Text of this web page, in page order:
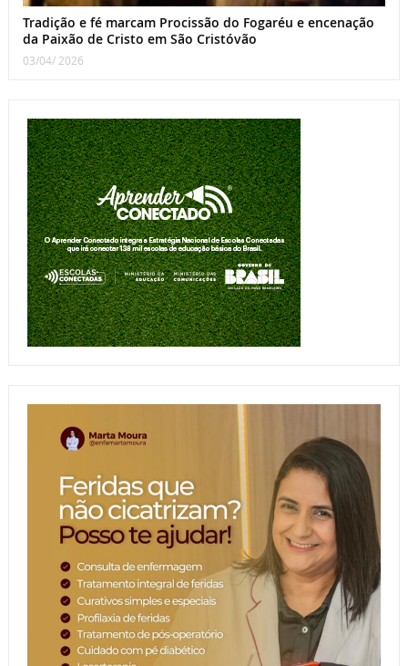
Tradição e fé marcam Procissão do Fogaréu e encenação
da Paixão de Cristo em São Cristóvão
03/04/ 2026